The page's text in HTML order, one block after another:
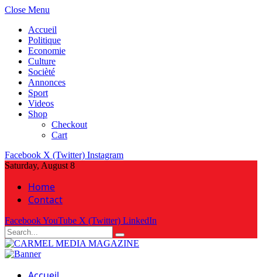
Close Menu
Accueil
Politique
Economie
Culture
Socièté
Annonces
Sport
Videos
Shop
Checkout
Cart
Facebook X (Twitter) Instagram
Saturday, August 8
Home
Contact
FacebookYouTube X (Twitter) LinkedIn